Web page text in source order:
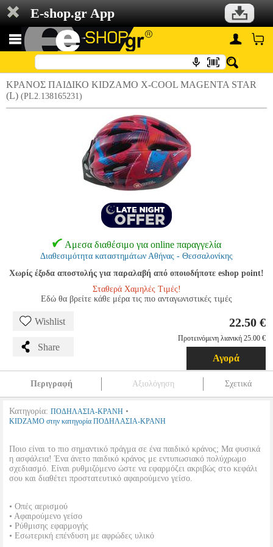
E-shop.gr App
ΚΡΑΝΟΣ ΠΑΙΔΙΚΟ KIDZAMO X-COOL MAGENTA STAR
(L) (PL2.138165231)
Αμεσα διαθέσιμο για online παραγγελία
Διαθεσιμότητα καταστημάτων Αθήνας - Θεσσαλονίκης
Χωρίς έξοδα αποστολής για παραλαβή από οποιοδήποτε eshop point!
Σταθερά Χαμηλές Τιμές!
Εδώ θα βρείτε κάθε μέρα τις πιο ανταγωνιστικές τιμές
Wishlist
Share
22.50 €
Προτεινόμενη λιανική 25.00 €
Αγορά
Περιγραφή Αξιολόγηση Σχετικά
Κατηγορία: ΠΟΔΗΛΑΣΙΑ-ΚΡΑΝΗ •
KIDZAMO στην κατηγορία ΠΟΔΗΛΑΣΙΑ-ΚΡΑΝΗ
Ποιο είναι το πιο σημαντικό πράγμα σε ένα παιδικό κράνος; Μα φυσικά
η ασφάλεια! Ένα άνετο παιδικό κράνος με εντυπωσιακό πολύχρωμο
σχεδιασμό. Είναι ρυθμιζόμενο ώστε να εφαρμόζει ακριβώς στο κεφάλι
σου και διαθέτει προστατευτικό αφαιρούμενο γείσο.
• Οπές αερισμού
• Αφαιρούμενο γείσο
• Ρύθμισης εφαρμογής
• Εσωτερική επένδυση με αφρώδες υλικό